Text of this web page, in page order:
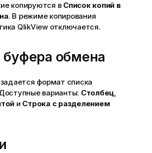
копируются в Список копий в
. В режиме копирования
QlikView отключается.
обмена
формат списка
варианты: Столбец
и Строка с разделением